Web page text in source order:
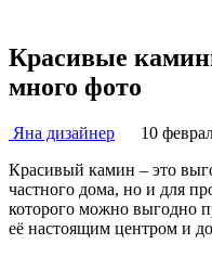
Красивые
много фото
Яна дизайнер 10
Красивый камин – это
частного дома, но и для
которого можно выгодно
её настоящим центром и